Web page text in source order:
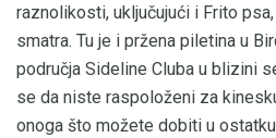
raznolikosti, uključujući i Frito
smatra. Tu je i pržena piletina u
područja Sideline Cluba u blizini
se da niste raspoloženi za
onoga što možete dobiti u